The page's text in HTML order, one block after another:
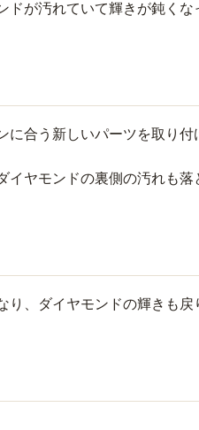
ドが汚れていて輝きが鈍く
合う新しいパーツを取り付
ヤモンドの裏側の汚れも落
り、ダイヤモンドの輝きも